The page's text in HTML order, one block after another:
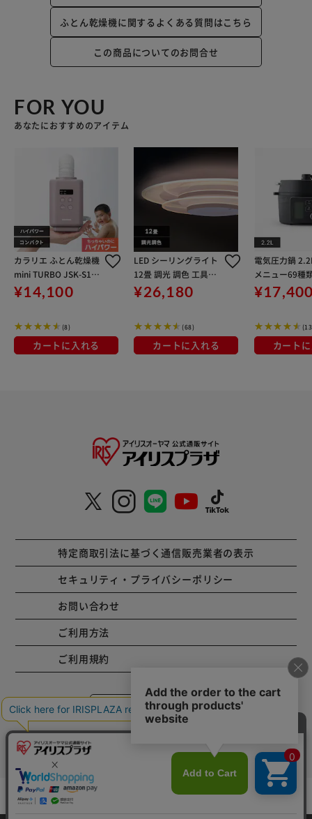
ふとん乾燥機に関するよくある質問はこちら
この商品についてのお問合せ
FOR YOU
あなたにおすすめのアイテム
カラリエ ふとん乾燥機
mini TURBO JSK-S10-
P ピンク
¥14,100
(8)
カートに入れる
LED シーリングライト
12畳 調光 調色 工具・
工事不要 リモコン付き
5年保証 CEA-A12DLP
¥26,180
(68)
カートに入れる
電気圧力鍋
メニュー69種
-MA2-B ネット
デル ブラック
カート
特定商取引法に基づく通信販売業者の表示
セキュリティ・プライバシーポリシー
お問い合わせ
ご利用方法
ご利用規約
コーポレートサイト
Copyright © 2001 IRISPLAZA. ALL Rights Reserved.